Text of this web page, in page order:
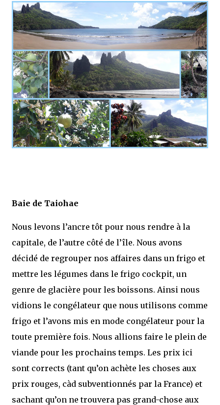
Baie de Taiohae
Nous levons l’ancre tôt pour nous rendre à la
capitale, de l’autre côté de l’île. Nous avons
décidé de regrouper nos affaires dans un frigo et
mettre les légumes dans le frigo cockpit, un
genre de glacière pour les boissons. Ainsi nous
vidions le congélateur que nous utilisons comme
frigo et l’avons mis en mode congélateur pour la
toute première fois. Nous allions faire le plein de
viande pour les prochains temps. Les prix ici
sont corrects (tant qu’on achète les choses aux
prix rouges, càd subventionnés par la France) et
sachant qu’on ne trouvera pas grand-chose aux